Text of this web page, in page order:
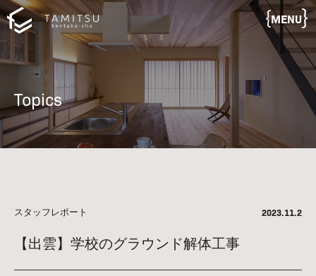
MENU
Topics
スタッフレポート 2023.11.2
【出雲】学校のグラウンド解体工事